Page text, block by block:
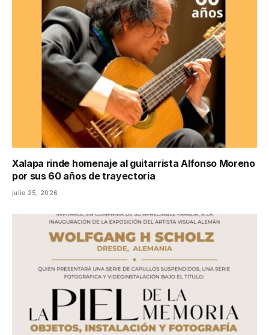
Xalapa rinde homenaje al guitarrista Alfonso Moreno
por sus 60 años de trayectoria
julio 25, 2026